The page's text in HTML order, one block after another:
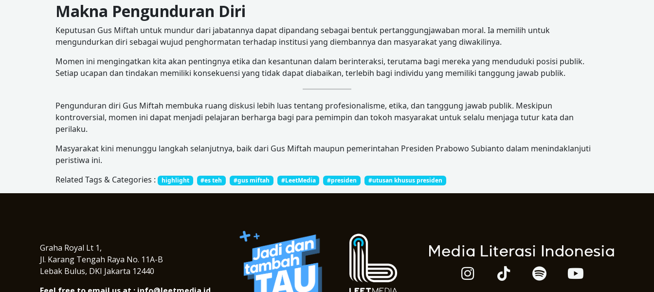
Makna Pengunduran Diri
Keputusan Gus Miftah untuk mundur dari jabatannya dapat dipandang sebagai bentuk pertanggungjawaban moral. Ia memilih untuk
mengundurkan diri sebagai wujud penghormatan terhadap institusi yang diembannya dan masyarakat yang diwakilinya.
Momen ini mengingatkan kita akan pentingnya etika dan kesantunan dalam berinteraksi, terutama bagi mereka yang menduduki posisi publik.
Setiap ucapan dan tindakan memiliki konsekuensi yang tidak dapat diabaikan, terlebih bagi individu yang memiliki tanggung jawab publik.
Pengunduran diri Gus Miftah membuka ruang diskusi lebih luas tentang profesionalisme, etika, dan tanggung jawab publik. Meskipun
kontroversial, momen ini dapat menjadi pelajaran berharga bagi para pemimpin dan tokoh masyarakat untuk selalu menjaga tutur kata dan
perilaku.
Masyarakat kini menunggu langkah selanjutnya, baik dari Gus Miftah maupun pemerintahan Presiden Prabowo Subianto dalam menindaklanjuti
peristiwa ini.
Related Tags & Categories :
highlight #es teh #gus miftah #LeetMedia #presiden #utusan khusus presiden
Graha Royal Lt 1,
Jl. Karang Tengah Raya No. 11A-B
Lebak Bulus, DKI Jakarta 12440
I T
i
S
p
Y